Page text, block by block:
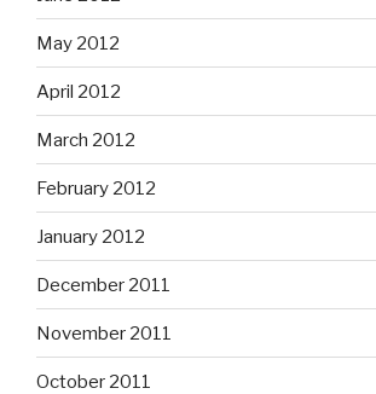
May 2012
April 2012
March 2012
February 2012
January 2012
December 2011
November 2011
October 2011